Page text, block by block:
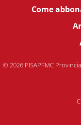
Come
© 2026 PISAPFMC